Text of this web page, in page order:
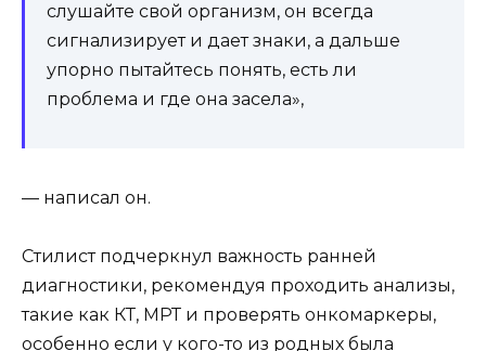
слушайте свой организм, он всегда
сигнализирует и дает знаки, а дальше
упорно пытайтесь понять, есть ли
проблема и где она засела»,
— написал он.
Стилист подчеркнул важность ранней
диагностики, рекомендуя проходить анализы,
такие как КТ, МРТ и проверять онкомаркеры,
особенно если у кого-то из родных была